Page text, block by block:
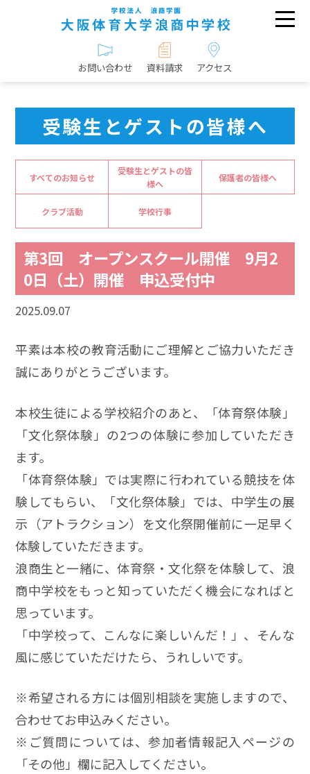
お問い合わせ 資料請求 アクセス
受験生とゲストの皆様へ
すべてのお知らせ
受験生とゲストの皆
様へ
保護者の皆様へ
クラブ活動 学校行事
第3回 オープンスクール開催 9月2
0日（土）開催 申込受付中
2025.09.07
平素は本校の教育活動にご理解とご協力いただき
誠にありがとうございます。
本校生徒による学校紹介のあと、「体育祭体験」
「文化祭体験」の2つの体験に参加していただき
ます。
「体育祭体験」では実際に行われている競技を体
験してもらい、「文化祭体験」では、中学生の展
示（アトラクション）を文化祭開催前に一足早く
体験していただきます。
浪商生と一緒に、体育祭・文化祭を体験して、浪
商中学校をもっと知っていただく機会になればと
思っています。
「中学校って、こんなに楽しいんだ！」、そんな
風に感じていただけたら、うれしいです。
※希望される方には個別相談を実施しますので、
合わせてお申込みください。
※ご質問については、参加者情報記入ページの
「その他」欄に記入してください。